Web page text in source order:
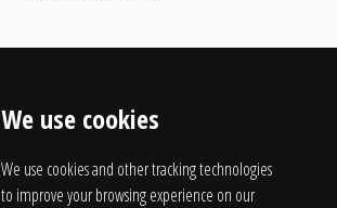
We use cookies
We use cookies and other tracking technologies
to improve your browsing experience on our